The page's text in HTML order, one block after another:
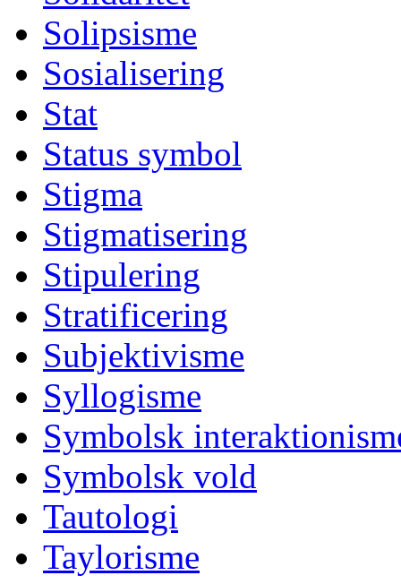
Solipsisme
Sosialisering
Stat
Status symbol
Stigma
Stigmatisering
Stipulering
Stratificering
Subjektivisme
Syllogisme
Symbolsk
Symbolsk vold
Tautologi
Taylorisme